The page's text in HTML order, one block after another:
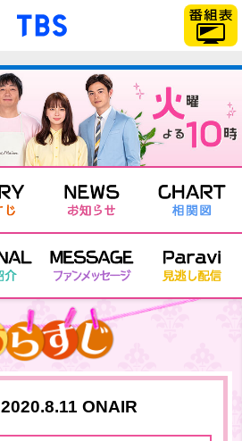
「TBSテレビ」トップ
2020.8.11 ONAIR